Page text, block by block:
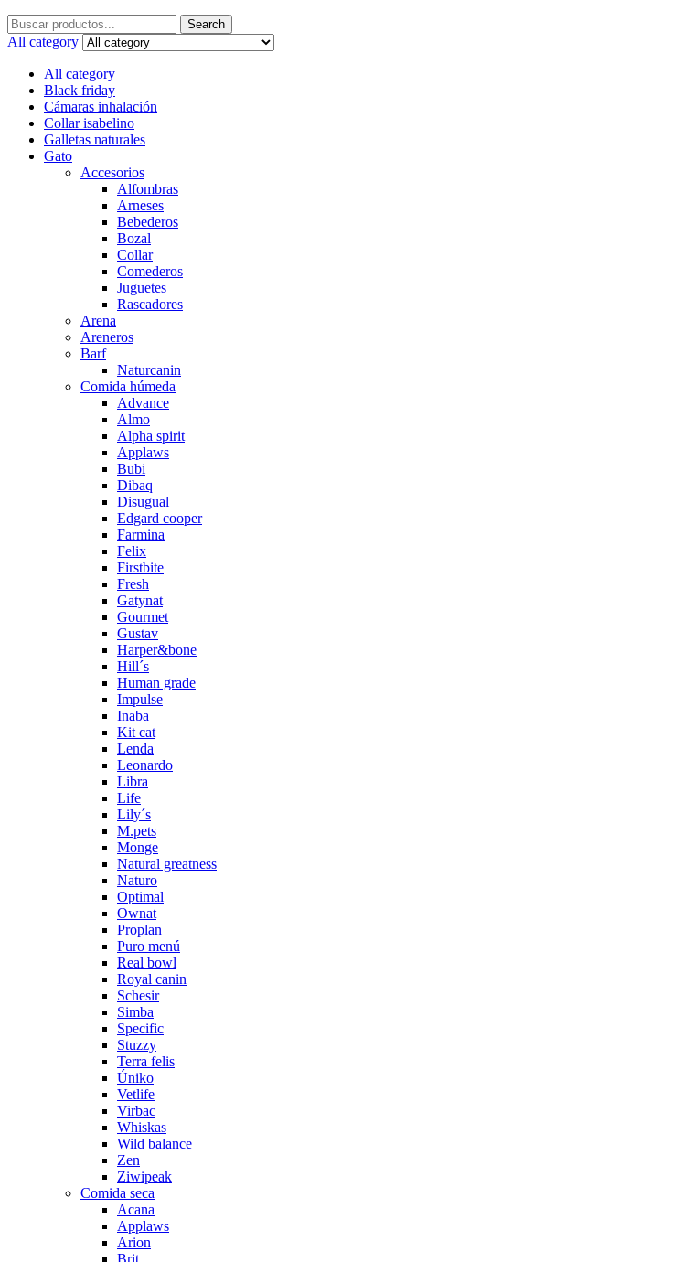
Search
for:
Search
All category
All category
Black friday
Cámaras inhalación
Collar isabelino
Galletas naturales
Gato
Accesorios
Alfombras
Arneses
Bebederos
Bozal
Collar
Comederos
Juguetes
Rascadores
Arena
Areneros
Barf
Naturcanin
Comida húmeda
Advance
Almo
Alpha spirit
Applaws
Bubi
Dibaq
Disugual
Edgard cooper
Farmina
Felix
Firstbite
Fresh
Gatynat
Gourmet
Gustav
Harper&bone
Hill´s
Human grade
Impulse
Inaba
Kit cat
Lenda
Leonardo
Libra
Life
Lily´s
M.pets
Monge
Natural greatness
Naturo
Optimal
Ownat
Proplan
Puro menú
Real bowl
Royal canin
Schesir
Simba
Specific
Stuzzy
Terra felis
Úniko
Vetlife
Virbac
Whiskas
Wild balance
Zen
Ziwipeak
Comida seca
Acana
Applaws
Arion
Brit